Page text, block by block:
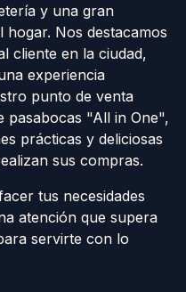
y una gran
Nos destacamos
cliente en la ciudad,
experiencia
punto de venta
pasabocas "All in One",
prácticas y deliciosas
sus compras.
tus necesidades
atención que supera
servirte con lo